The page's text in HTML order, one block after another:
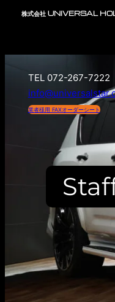
ス
株式会社 UNIVERSAL
TEL 072-267-7222
業者様用 FAXオーダーシート